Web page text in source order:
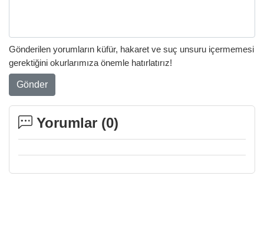
Gönderilen yorumların küfür, hakaret ve suç unsuru içermemesi
gerektiğini okurlarımıza önemle hatırlatırız!
Gönder
Yorumlar (0)